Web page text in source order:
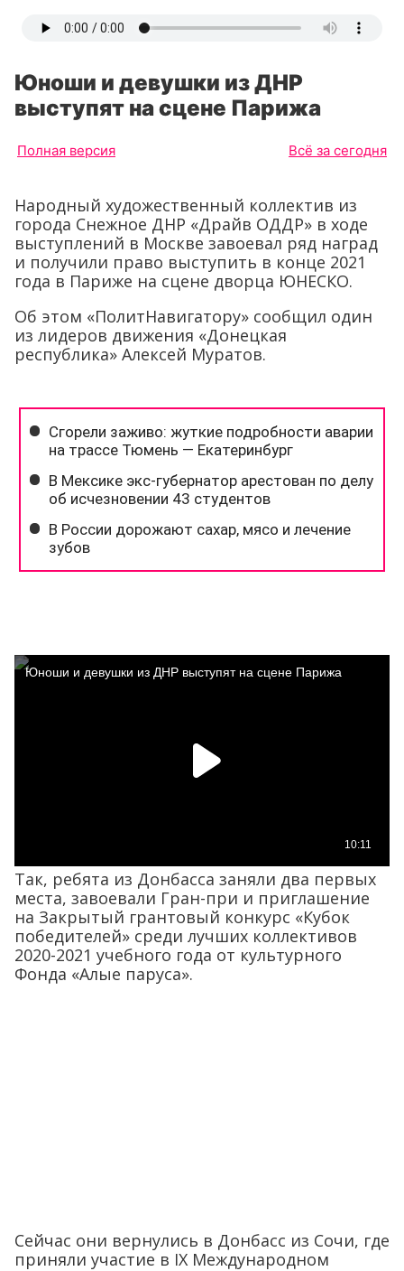
Юноши и девушки из ДНР
выступят на сцене Парижа
Полная версия Всё за сегодня
Народный художественный коллектив из
города Снежное ДНР «Драйв ОДДР» в ходе
выступлений в Москве завоевал ряд наград
и получили право выступить в конце 2021
года в Париже на сцене дворца ЮНЕСКО.
Об этом «ПолитНавигатору» сообщил один
из лидеров движения «Донецкая
республика» Алексей Муратов.
Так, ребята из Донбасса заняли два первых
места, завоевали Гран-при и приглашение
на Закрытый грантовый конкурс «Кубок
победителей» среди лучших коллективов
2020-2021 учебного года от культурного
Фонда «Алые паруса».
Сейчас они вернулись в Донбасс из Сочи, где
приняли участие в IX Международном